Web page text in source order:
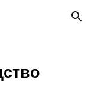
Skip to navigation